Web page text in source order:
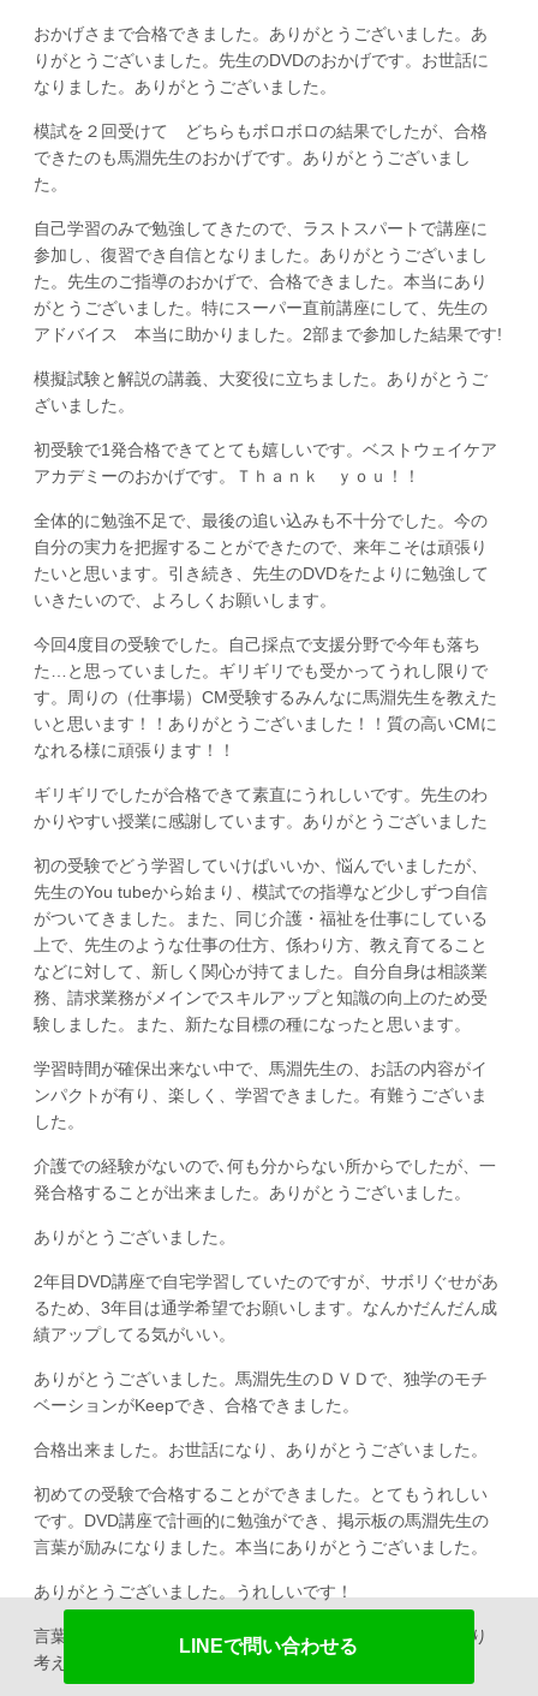
おかげさまで合格できました。ありがとうございました。あ
りがとうございました。先生のDVDのおかげです。お世話に
なりました。ありがとうございました。
模試を２回受けて どちらもボロボロの結果でしたが、合格
できたのも馬淵先生のおかげです。ありがとうございまし
た。
自己学習のみで勉強してきたので、ラストスパートで講座に
参加し、復習でき自信となりました。ありがとうございまし
た。先生のご指導のおかげで、合格できました。本当にあり
がとうございました。特にスーパー直前講座にして、先生の
アドバイス 本当に助かりました。2部まで参加した結果です!
模擬試験と解説の講義、大変役に立ちました。ありがとうご
ざいました。
初受験で1発合格できてとても嬉しいです。ベストウェイケア
アカデミーのおかげです。Ｔｈａｎｋ ｙｏｕ！！
全体的に勉強不足で、最後の追い込みも不十分でした。今の
自分の実力を把握することができたので、来年こそは頑張り
たいと思います。引き続き、先生のDVDをたよりに勉強して
いきたいので、よろしくお願いします。
今回4度目の受験でした。自己採点で支援分野で今年も落ち
た…と思っていました。ギリギリでも受かってうれし限りで
す。周りの（仕事場）CM受験するみんなに馬淵先生を教えた
いと思います！！ありがとうございました！！質の高いCMに
なれる様に頑張ります！！
ギリギリでしたが合格できて素直にうれしいです。先生のわ
かりやすい授業に感謝しています。ありがとうございました
初の受験でどう学習していけばいいか、悩んでいましたが、
先生のYou tubeから始まり、模試での指導など少しずつ自信
がついてきました。また、同じ介護・福祉を仕事にしている
上で、先生のような仕事の仕方、係わり方、教え育てること
などに対して、新しく関心が持てました。自分自身は相談業
務、請求業務がメインでスキルアップと知識の向上のため受
験しました。また、新たな目標の種になったと思います。
学習時間が確保出来ない中で、馬淵先生の、お話の内容がイ
ンパクトが有り、楽しく、学習できました。有難うございま
した。
介護での経験がないので､何も分からない所からでしたが、一
発合格することが出来ました。ありがとうございました。
ありがとうございました。
2年目DVD講座で自宅学習していたのですが、サボリぐせがあ
るため、3年目は通学希望でお願いします。なんかだんだん成
績アップしてる気がいい。
ありがとうございました。馬淵先生のＤＶＤで、独学のモチ
ベーションがKeepでき、合格できました。
合格出来ました。お世話になり、ありがとうございました。
初めての受験で合格することができました。とてもうれしい
です。DVD講座で計画的に勉強ができ、掲示板の馬淵先生の
言葉が励みになりました。本当にありがとうございました。
ありがとうございました。うれしいです！
言葉が理解しにくい所が何カ所かあり、残念です。ゆっくり
考えれば理解できました。
LINEで問い合わせる